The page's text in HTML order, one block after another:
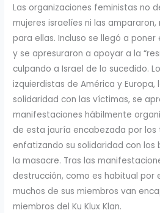
Las organizaciones feministas no
mujeres israelíes ni las
para ellas. Incluso se llegó a
y se apresuraron a apoyar a la
culpando a Israel de lo sucedido.
izquierdistas de América y Europa,
solidaridad con las víctimas, se
manifestaciones hábilmente
de esta jauría encabezada por los
enfatizando su solidaridad con
la masacre. Tras las
destrucción, como es habitual por
muchos de sus miembros van
miembros del Ku Klux Klan.